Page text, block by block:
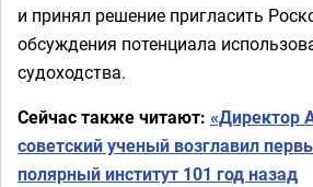
и принял решение пригласить
обсуждения потенциала
судоходства.
Сейчас также читают: «Директор
советский ученый возглавил
полярный институт 101 год назад